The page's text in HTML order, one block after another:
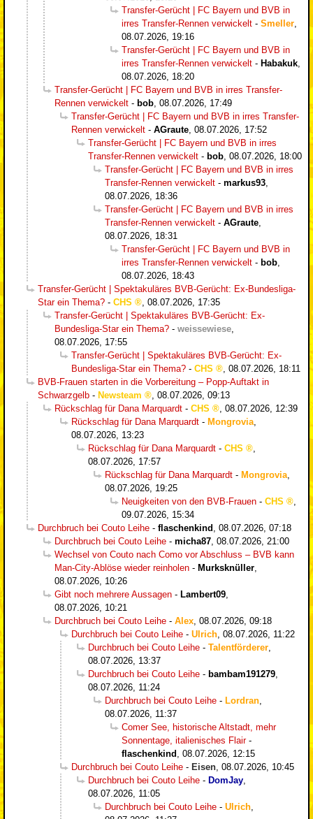
Transfer-Gerücht | FC Bayern und BVB in
irres Transfer-Rennen verwickelt - Smeller
08.07.2026, 19:16
Transfer-Gerücht | FC Bayern und BVB in
irres Transfer-Rennen verwickelt - Habakuk
08.07.2026, 18:20
Transfer-Gerücht | FC Bayern und BVB in irres Transfer-
Rennen verwickelt - bob 08.07.2026, 17:49
Transfer-Gerücht | FC Bayern und BVB in irres Transfer-
Rennen verwickelt - AGraute 08.07.2026, 17:52
Transfer-Gerücht | FC Bayern und BVB in irres
Transfer-Rennen verwickelt - bob 08.07.2026, 18:00
Transfer-Gerücht | FC Bayern und BVB in irres
Transfer-Rennen verwickelt - markus93
08.07.2026, 18:36
Transfer-Gerücht | FC Bayern und BVB in irres
Transfer-Rennen verwickelt - AGraute
08.07.2026, 18:31
Transfer-Gerücht | FC Bayern und BVB in
irres Transfer-Rennen verwickelt - bob
08.07.2026, 18:43
Transfer-Gerücht | Spektakuläres BVB-Gerücht: Ex-Bundesliga-
Star ein Thema? - CHS
08.07.2026, 17:35
Transfer-Gerücht | Spektakuläres BVB-Gerücht: Ex-
Bundesliga-Star ein Thema? - weissewiese
08.07.2026, 17:55
Transfer-Gerücht | Spektakuläres BVB-Gerücht: Ex-
Bundesliga-Star ein Thema? - CHS
08.07.2026, 18:11
BVB-Frauen starten in die Vorbereitung – Popp-Auftakt in
Schwarzgelb - Newsteam
08.07.2026, 09:13
Rückschlag für Dana Marquardt - CHS
08.07.2026, 12:39
Rückschlag für Dana Marquardt - Mongrovia
08.07.2026, 13:23
Rückschlag für Dana Marquardt - CHS
08.07.2026, 17:57
Rückschlag für Dana Marquardt - Mongrovia
08.07.2026, 19:25
Neuigkeiten von den BVB-Frauen - CHS
09.07.2026, 15:34
Durchbruch bei Couto Leihe - flaschenkind
08.07.2026, 07:18
Durchbruch bei Couto Leihe - micha87 08.07.2026, 21:00
Wechsel von Couto nach Como vor Abschluss – BVB kann
Man-City-Ablöse wieder reinholen - Murksknüller
08.07.2026, 10:26
Gibt noch mehrere Aussagen - Lambert09
08.07.2026, 10:21
Durchbruch bei Couto Leihe - Alex 08.07.2026, 09:18
Durchbruch bei Couto Leihe - Ulrich 08.07.2026, 11:22
Durchbruch bei Couto Leihe - Talentförderer
08.07.2026, 13:37
Durchbruch bei Couto Leihe - bambam191279
08.07.2026, 11:24
Durchbruch bei Couto Leihe - Lordran
08.07.2026, 11:37
Comer See, historische Altstadt, mehr
Sonnentage, italienisches Flair-
flaschenkind
08.07.2026, 12:15
Durchbruch bei Couto Leihe - Eisen 08.07.2026, 10:45
Durchbruch bei Couto Leihe - DomJay
08.07.2026, 11:05
Durchbruch bei Couto Leihe - Ulrich